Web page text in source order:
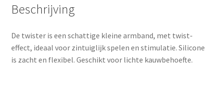
Beschrijving
De twister is een schattige kleine armband, met twist-
effect, ideaal voor zintuiglijk spelen en stimulatie. Silicone
is zacht en flexibel. Geschikt voor lichte kauwbehoefte.